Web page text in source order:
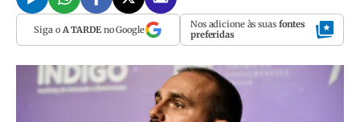
Siga o A TARDEno Google Nos adicione às suas fontes
preferidas